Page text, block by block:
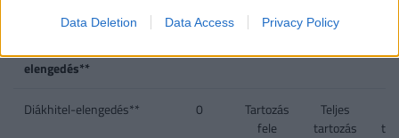
Data Deletion Data Access Privacy Policy
elengedés**
Diákhitel-elengedés** 0
Tartozás
fele
Teljes
tartozás